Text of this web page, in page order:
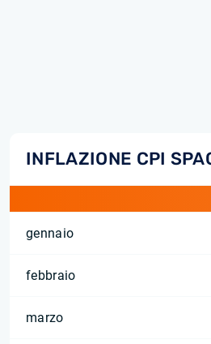
INFLAZIONE CPI
gennaio
febbraio
marzo